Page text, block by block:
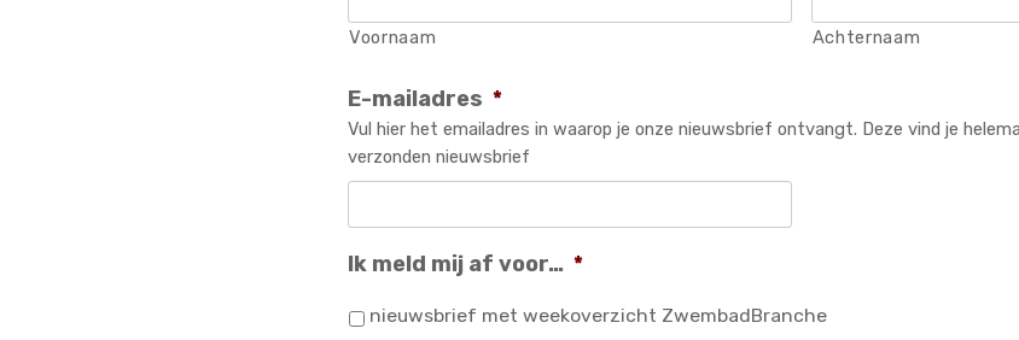
Voornaam Achternaam
E-mailadres *
Vul hier het emailadres in waarop je onze nieuwsbrief ontvangt. Deze vind je
verzonden nieuwsbrief
Ik meld mij af voor… *
nieuwsbrief met weekoverzicht ZwembadBranche